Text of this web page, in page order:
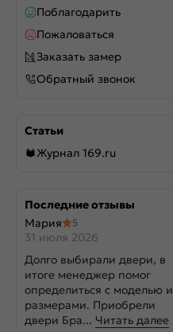
Поблагодарить
Пожаловаться
Заказать замер
Обратный звонок
Статьи
Журнал 169.ru
Последние отзывы
Мария
5
31 июля 2026
Долго выбирали двери, в
итоге менеджер помог
определиться с моделью и
размерами. Приобрели
двери Бра... Читать далее